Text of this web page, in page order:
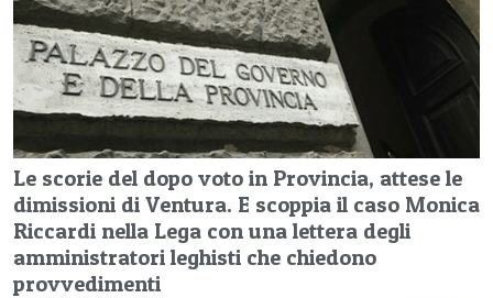
Le scorie del dopo voto in Provincia, attese le
dimissioni di Ventura. E scoppia il caso Monica
Riccardi nella Lega con una lettera degli
amministratori leghisti che chiedono
provvedimenti